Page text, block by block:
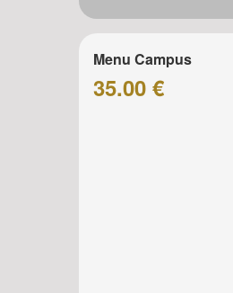
Menu Campus
35.00 €